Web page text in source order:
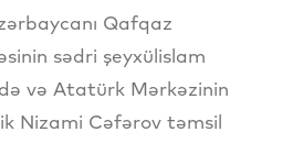
Qafqaz
sədri şeyxülislam
və Atatürk Mərkəzinin
Nizami Cəfərov təmsil